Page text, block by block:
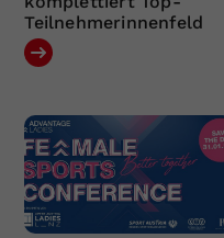
Teilnehmerinnenfeld